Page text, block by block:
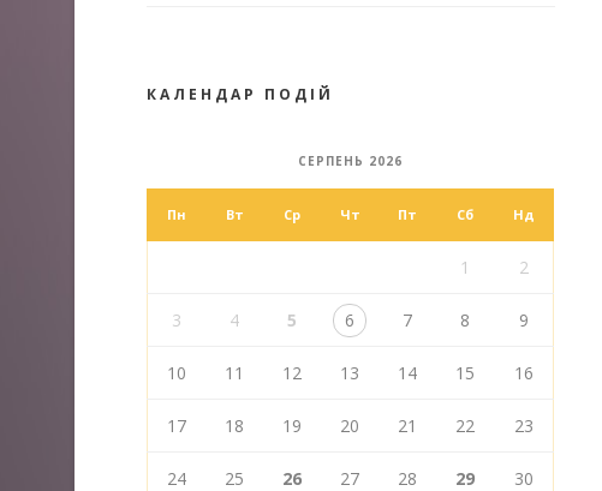
КАЛЕНДАР ПОДІЙ
СЕРПЕНЬ 2026
Пн Вт Ср Чт Пт Сб Нд
1 2
3 4 5 6 7 8 9
10 11 12 13 14 15 16
17 18 19 20 21 22 23
24 25 26 27 28 29 30